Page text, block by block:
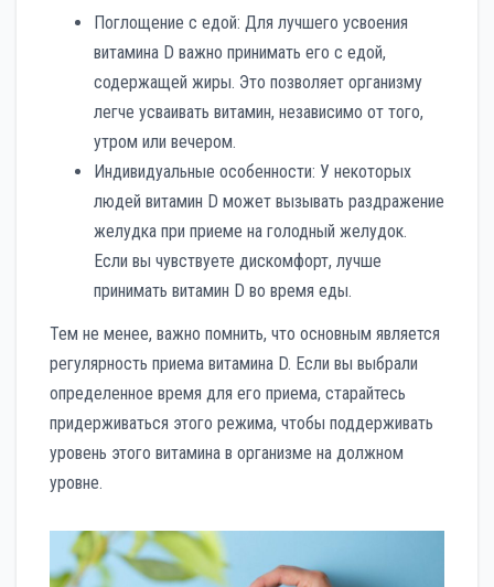
Поглощение с едой: Для лучшего усвоения
витамина D важно принимать его с едой,
содержащей жиры. Это позволяет организму
легче усваивать витамин, независимо от того,
утром или вечером.
Индивидуальные особенности: У некоторых
людей витамин D может вызывать раздражение
желудка при приеме на голодный желудок.
Если вы чувствуете дискомфорт, лучше
принимать витамин D во время еды.
Тем не менее, важно помнить, что основным является
регулярность приема витамина D. Если вы выбрали
определенное время для его приема, старайтесь
придерживаться этого режима, чтобы поддерживать
уровень этого витамина в организме на должном
уровне.